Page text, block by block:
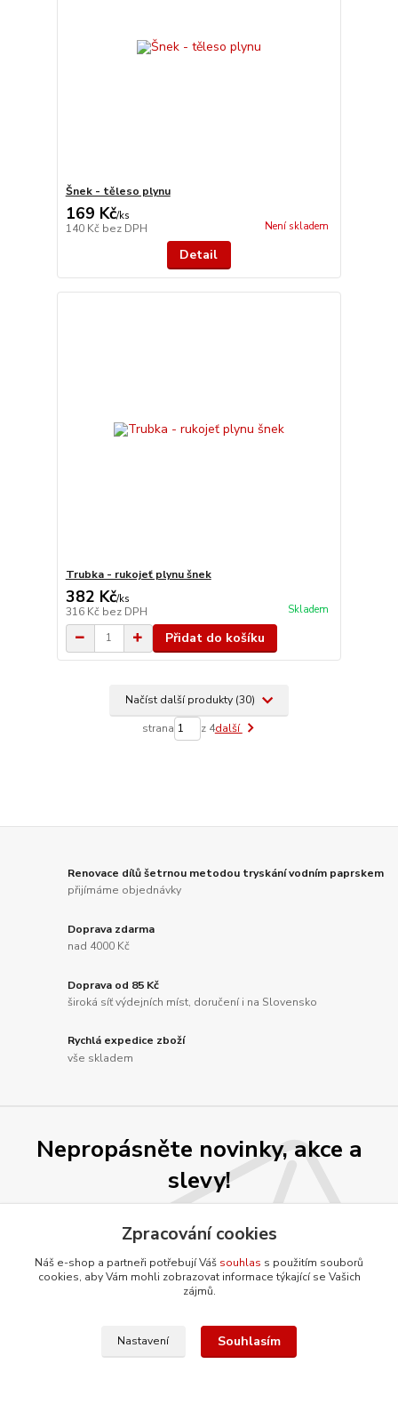
Šnek - těleso plynu
169 Kč/ks
140 Kč bez DPH Není skladem
Detail
Trubka - rukojeť plynu šnek
382 Kč/ks
316 Kč bez DPH Skladem
Přidat do košíku
Načíst další produkty (30)
strana z 4další
Renovace dílů šetrnou metodou tryskání vodním paprskem
přijímáme objednávky
Doprava zdarma
nad 4000 Kč
Doprava od 85 Kč
široká síť výdejních míst, doručení i na Slovensko
Rychlá expedice zboží
vše skladem
Nepropásněte novinky, akce a
slevy!
Přihlásit se
Souhlasím sezpracováním osobních údajůza účelem rozesílky newsletteru.
Můžete se kdykoli odhlásit. Zasíláme jednou za 14 dní.
Zpracování cookies
Náš e-shop a partneři potřebují Váš souhlas s použitím souborů
cookies, aby Vám mohli zobrazovat informace týkající se Vašich
zájmů.
Nastavení Souhlasím